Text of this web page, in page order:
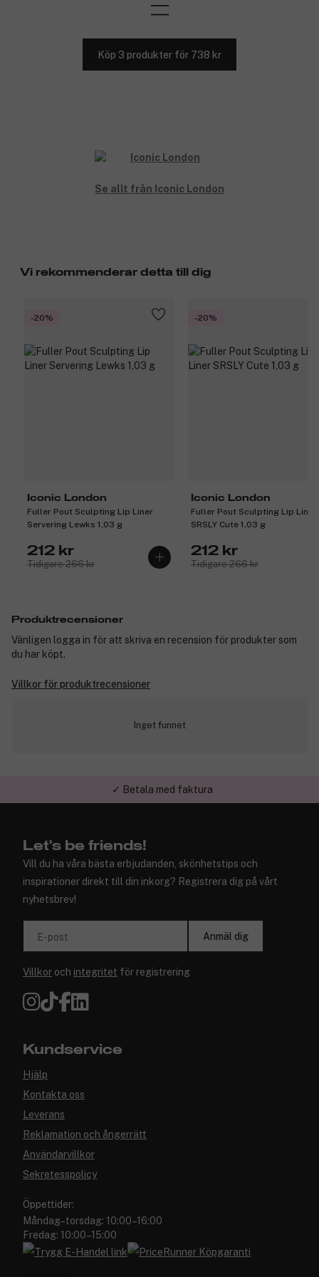
Köp 3 produkter för 738 kr
Se allt från Iconic London
Vi rekommenderar detta till dig
-20%
Iconic London
Fuller Pout Sculpting Lip Liner
Servering Lewks 1,03 g
212 kr
Tidigare 266 kr
-20%
Iconic London
Fuller Pout Sculpting Lip Liner
SRSLY Cute 1,03 g
212 kr
Tidigare 266 kr
Produktrecensioner
Vänligen logga in för att skriva en recension för produkter som
du har köpt.
Villkor för produktrecensioner
Inget funnet
Let's be friends!
Vill du ha våra bästa erbjudanden, skönhetstips och
inspirationer direkt till din inkorg? Registrera dig på vårt
nyhetsbrev!
E-post Anmäl dig
Villkor och integritet för registrering
Kundservice
Hjälp
Kontakta oss
Leverans
Reklamation och ångerrätt
Användarvillkor
Sekretesspolicy
Öppettider:
Måndag–torsdag: 10:00–16:00
Fredag: 10:00–15:00